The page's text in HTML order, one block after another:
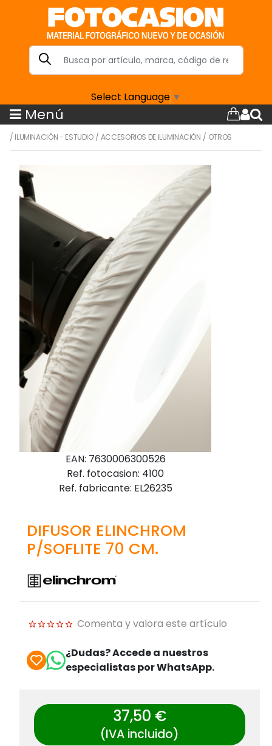
Select Language ▼
Menú
/ ILUMINACIÓN - ESTUDIO/ ACCESORIOS DE ILUMINACIÓN / OTROS
EAN: 7630006300526
Ref. fotocasion: 4100
Ref. fabricante: EL26235
DIFUSOR ELINCHROM
P/SOFLITE 70 CM.
Comenta y valora este artículo
¿Dudas? Accede a nuestros
especialistas por WhatsApp.
37,50 €
(IVA incluido)